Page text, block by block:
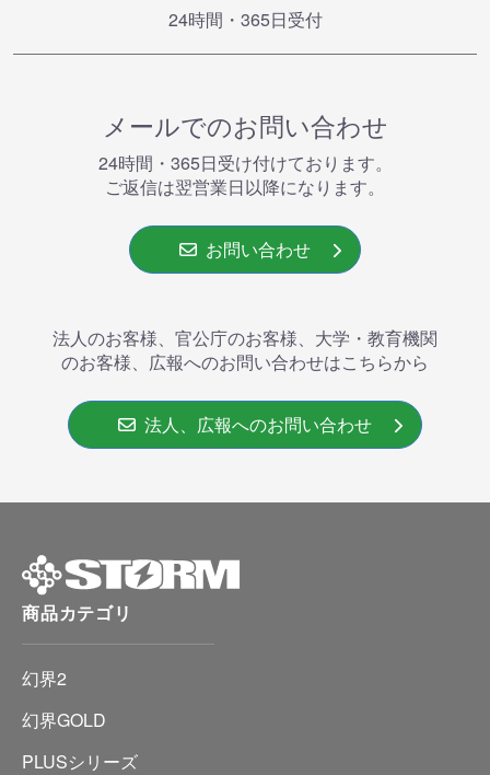
24時間・365⽇受付
メールでのお問い合わせ
24時間・365⽇受け付けております。
ご返信は翌営業⽇以降になります。
お問い合わせ
法人のお客様、官公庁のお客様、大学・教育機関
のお客様、広報へのお問い合わせはこちらから
法人、広報へのお問い合わせ
商品カテゴリ
幻界2
幻界GOLD
PLUSシリーズ